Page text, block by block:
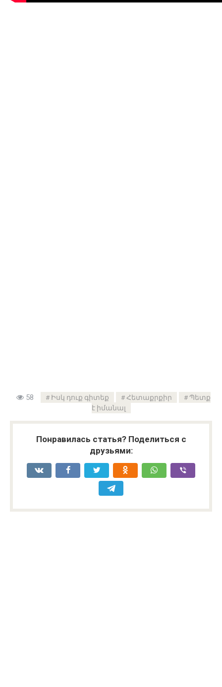
58 Իսկ դուք գիտեք Հետաքրքիր
Պետք
է իմանալ
Понравилась статья? Поделиться с
друзьями: